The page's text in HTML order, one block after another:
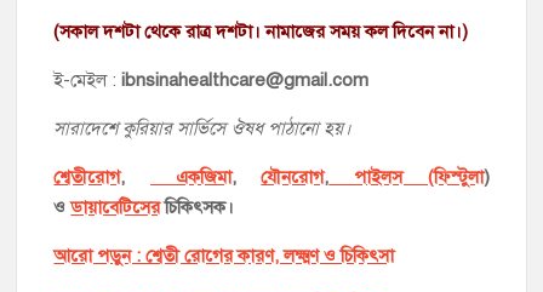
(সকাল দশটা থেকে রাত্র দশটা। নামাজের সময় কল দিবেন না।)
ই-মেইল :ibnsinahealthcare@gmail.com
সারাদেশে কুরিয়ার সার্ভিসে ঔষধ পাঠানো হয়।
শ্বেতীরোগ, একজিমা,যৌনরোগ, পাইলস (ফিস্টুলা)
ওডায়াবেটিসেরচিকিৎসক।
আরো পড়ুন : শ্বেতী রোগের কারণ, লক্ষ্মণ ও চিকিৎসা